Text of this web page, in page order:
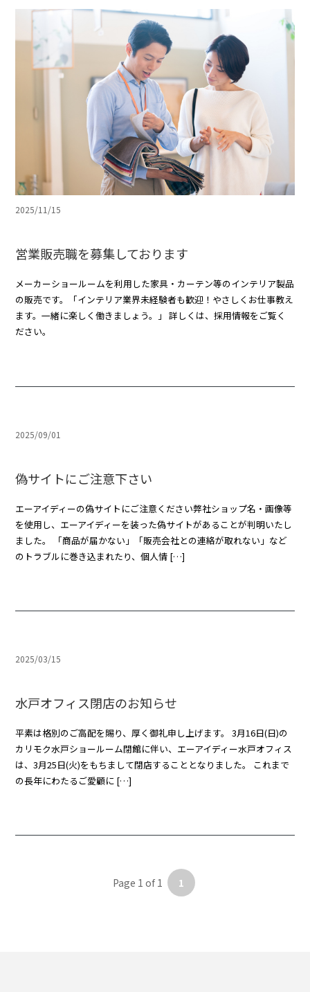
2025/11/15
営業販売職を募集しております
メーカーショールームを利用した家具・カーテン等のインテリア製品
の販売です。「インテリア業界未経験者も歓迎！やさしくお仕事教え
ます。一緒に楽しく働きましょう。」 詳しくは、採用情報をご覧く
ださい。
2025/09/01
偽サイトにご注意下さい
エーアイディーの偽サイトにご注意ください弊社ショップ名・画像等
を使用し、エーアイディーを装った偽サイトがあることが判明いたし
ました。 「商品が届かない」「販売会社との連絡が取れない」など
のトラブルに巻き込まれたり、個人情 […]
2025/03/15
水戸オフィス閉店のお知らせ
平素は格別のご高配を賜り、厚く御礼申し上げます。 3月16日(日)の
カリモク水戸ショールーム閉館に伴い、エーアイディー水戸オフィス
は、3月25日(火)をもちまして閉店することとなりました。 これまで
の長年にわたるご愛顧に […]
Page 1 of 1 1